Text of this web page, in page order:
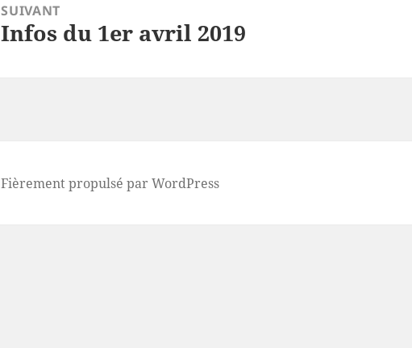
SUIVANT
Article
Infos du 1er avril 2019
Fièrement propulsé par WordPress